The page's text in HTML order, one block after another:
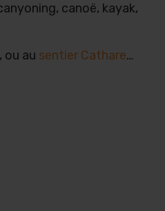
canoë, kayak,
ou au sentier Cathare…